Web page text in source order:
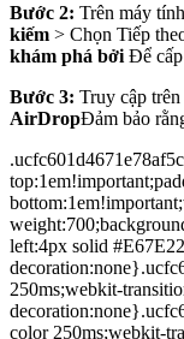
Bước 2: Trên máy
kiếm > Chọn Tiếp
khám phá bởi Để
Bước 3: Truy cập
AirDropĐảm bảo
left:4px solid
250ms;webkit-
color 250ms;webkit-